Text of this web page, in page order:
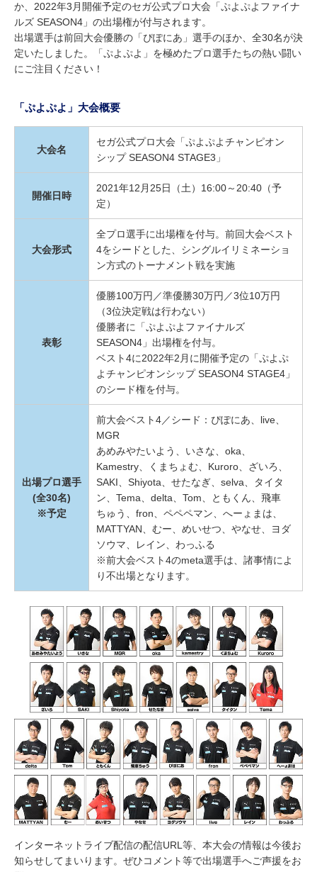
か、2022年3月開催予定のセガ公式プロ大会「ぷよぷよファイナ
ルズ SEASON4」の出場権が付与されます。
出場選手は前回大会優勝の「ぴぽにあ」選手のほか、全30名が決
定いたしました。「ぷよぷよ」を極めたプロ選手たちの熱い闘い
にご注目ください！
「ぷよぷよ」大会概要
大会名
セガ公式プロ大会「ぷよぷよチャンピオン
シップ SEASON4 STAGE3」
開催日時
2021年12月25日（土）16:00～20:40（予
定）
大会形式
全プロ選手に出場権を付与。前回大会ベスト
4をシードとした、シングルイリミネーショ
ン方式のトーナメント戦を実施
表彰
優勝100万円／準優勝30万円／3位10万円
（3位決定戦は行わない）
優勝者に「ぷよぷよファイナルズ
SEASON4」出場権を付与。
ベスト4に2022年2月に開催予定の「ぷよぷ
よチャンピオンシップ SEASON4 STAGE4」
のシード権を付与。
出場プロ選手
(全30名)
※予定
前大会ベスト4／シード：ぴぽにあ、live、
MGR
あめみやたいよう、いさな、oka、
Kamestry、くまちょむ、Kuroro、ざいろ、
SAKI、Shiyota、せたなぎ、selva、タイタ
ン、Tema、delta、Tom、ともくん、飛車
ちゅう、fron、ペペペマン、へーょまは、
MATTYAN、むー、めいせつ、やなせ、ヨダ
ソウマ、レイン、わっふる
※前大会ベスト4のmeta選手は、諸事情によ
り不出場となります。
インターネットライブ配信の配信URL等、本大会の情報は今後お
知らせしてまいります。ぜひコメント等で出場選手へご声援をお